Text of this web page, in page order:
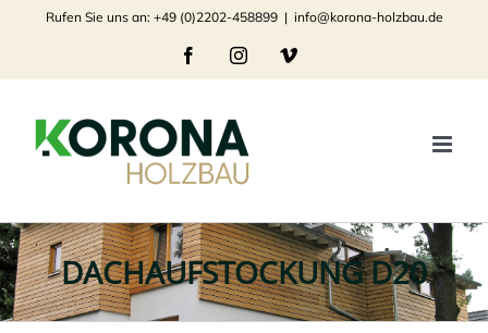
springen
Rufen Sie uns an: +49 (0)2202-458899 | info@korona-holzbau.de
FacebookInstagramVimeo
DACHAUFSTOCKUNG D20